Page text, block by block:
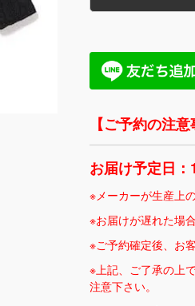
【ご予約の注意
お届け予定日：
※メーカーが生産上
※お届けが遅れた場
※ご予約確定後、お
※上記、ご了承の上
注意下さい。